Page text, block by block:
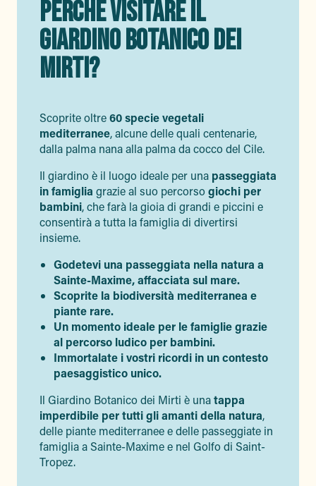
PERCHÉ VISITARE IL
GIARDINO BOTANICO DEI
MIRTI?
Scoprite oltre60 specie vegetali
mediterranee, alcune delle quali centenarie,
dalla palma nana alla palma da cocco del Cile.
Il giardino è il luogo ideale per una passeggiata
in famiglia grazie al suo percorsogiochi per
bambini, che farà la gioia di grandi e piccini e
consentirà a tutta la famiglia di divertirsi
insieme.
Godetevi una passeggiata nella natura a
Sainte-Maxime, affacciata sul mare.
Scoprite la biodiversità mediterranea e
piante rare.
Un momento ideale per le famiglie grazie
al percorso ludico per bambini.
Immortalate i vostri ricordi in un contesto
paesaggistico unico.
Il Giardino Botanico dei Mirti è unatappa
imperdibile per tutti gli amanti della natura,
delle piante mediterranee e delle passeggiate in
famiglia a Sainte-Maxime e nel Golfo di Saint-
Tropez.